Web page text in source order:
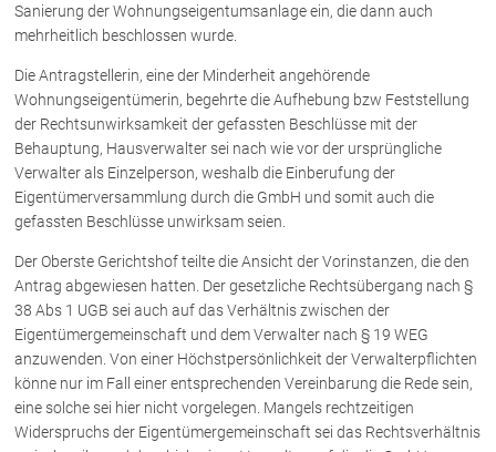
Dr. Roland Piccolruaz †
Rechtsnews
Publikationen
Paragraphen & Mehr
Medien
Vorarlberg Online
NOVUM
Fachliteratur
Sanierung der Wohnungseigentumsanlage ein, die dann auch
mehrheitlich beschlossen wurde.
Die Antragstellerin, eine der Minderheit angehörende
Wohnungseigentümerin, begehrte die Aufhebung bzw Feststellung
der Rechtsunwirksamkeit der gefassten Beschlüsse mit der
Behauptung, Hausverwalter sei nach wie vor der ursprüngliche
Verwalter als Einzelperson, weshalb die Einberufung der
Eigentümerversammlung durch die GmbH und somit auch die
gefassten Beschlüsse unwirksam seien.
Der Oberste Gerichtshof teilte die Ansicht der Vorinstanzen, die den
Antrag abgewiesen hatten. Der gesetzliche Rechtsübergang nach §
38 Abs 1 UGB sei auch auf das Verhältnis zwischen der
Eigentümergemeinschaft und dem Verwalter nach § 19 WEG
anzuwenden. Von einer Höchstpersönlichkeit der Verwalterpflichten
könne nur im Fall einer entsprechenden Vereinbarung die Rede sein,
eine solche sei hier nicht vorgelegen. Mangels rechtzeitigen
Widerspruchs der Eigentümergemeinschaft sei das Rechtsverhältnis